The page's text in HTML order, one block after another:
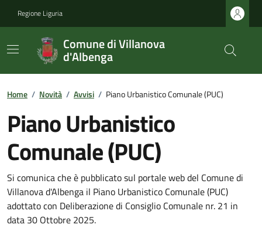
Regione Liguria
Comune di Villanova
d'Albenga
Home / Novità / Avvisi / Piano Urbanistico Comunale (PUC)
Piano Urbanistico
Comunale (PUC)
Si comunica che è pubblicato sul portale web del Comune di
Villanova d'Albenga il Piano Urbanistico Comunale (PUC)
adottato con Deliberazione di Consiglio Comunale nr. 21 in
data 30 Ottobre 2025.